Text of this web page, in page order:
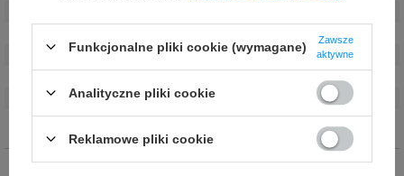
Marka:
Sparco
Liczba punktów:
3-punktowe
Szerokość: 2 cale
Opinie (0)
Funkcjonalne pliki cookie (wymagane)
Zawsze
aktywne
Analityczne pliki cookie
Reklamowe pliki cookie